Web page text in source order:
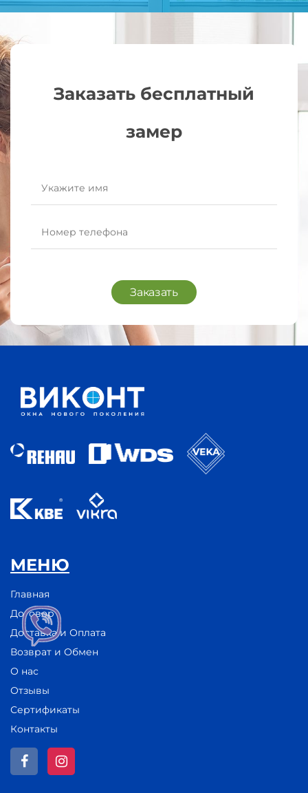
Заказать бесплатный
замер
Заказать
МЕНЮ
Главная
Договор
Доставка и Оплата
Возврат и Обмен
О нас
Отзывы
Сертификаты
Контакты